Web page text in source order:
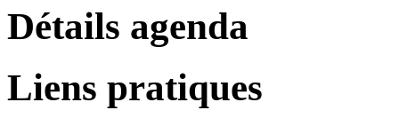
Détails agenda
Liens pratiques